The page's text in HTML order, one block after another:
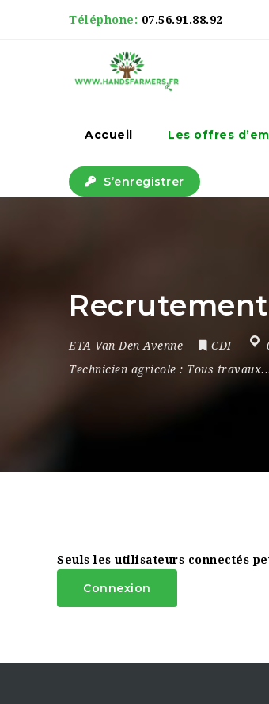
Téléphone: 07.56.91.88.92
Accueil Les offres
S’enregistrer
ETA Van Den Avenne CDI
Technicien agricole : Tous
Seuls les utilisateurs connectés
Connexion